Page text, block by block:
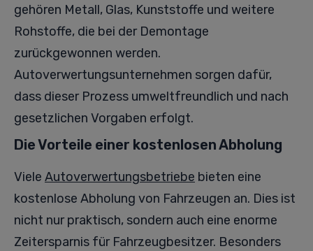
gehören Metall, Glas, Kunststoffe und weitere
Rohstoffe, die bei der Demontage
zurückgewonnen werden.
Autoverwertungsunternehmen sorgen dafür,
dass dieser Prozess umweltfreundlich und nach
gesetzlichen Vorgaben erfolgt.
Die Vorteile einer kostenlosen Abholung
Viele Autoverwertungsbetriebe bieten eine
kostenlose Abholung von Fahrzeugen an. Dies ist
nicht nur praktisch, sondern auch eine enorme
Zeitersparnis für Fahrzeugbesitzer. Besonders